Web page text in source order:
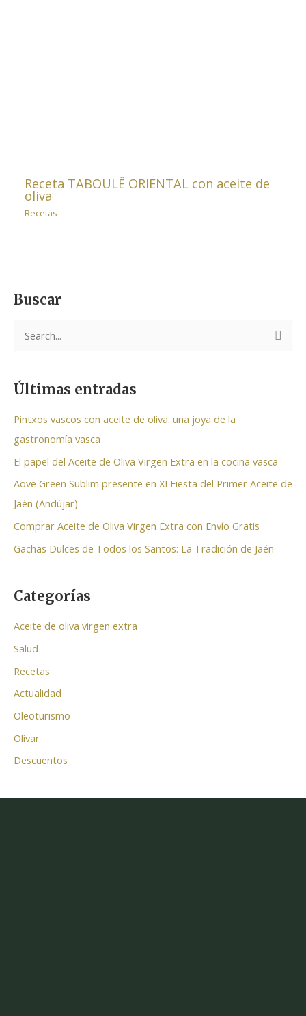
Receta TABOULË ORIENTAL con aceite de
oliva
Recetas
Buscar
c
a
r
p
Últimas entradas
Pintxos vascos con aceite de oliva: una joya de la
gastronomía vasca
El papel del Aceite de Oliva Virgen Extra en la cocina vasca
Aove Green Sublim presente en XI Fiesta del Primer Aceite de
Jaén (Andújar)
Comprar Aceite de Oliva Virgen Extra con Envío Gratis
Gachas Dulces de Todos los Santos: La Tradición de Jaén
Categorías
Aceite de oliva virgen extra
Salud
Recetas
Actualidad
Oleoturismo
Olivar
Descuentos